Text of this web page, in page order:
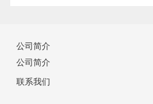
公司简介
公司简介
联系我们